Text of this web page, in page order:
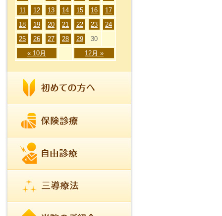
« 10月 12月 »
11
12 13 14 15 16
17
18
19 20 21 22 23
24
25
26 27 28 29 30